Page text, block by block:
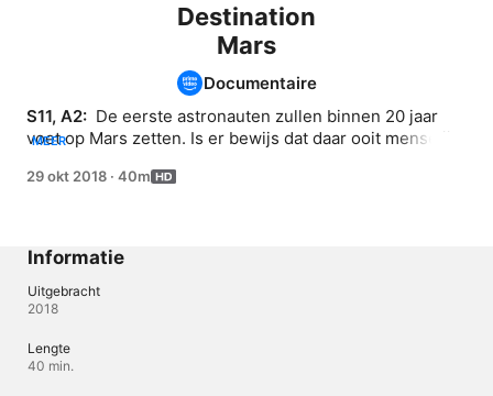
Destination
Mars
Documentaire
S11, A2: De eerste astronauten zullen binnen 20 jaar
voet op Mars zetten. Is er bewijs dat daar ooit menselijk
MEER
29 okt 2018 · 40m
Informatie
Uitgebracht
2018
Lengte
40 min.